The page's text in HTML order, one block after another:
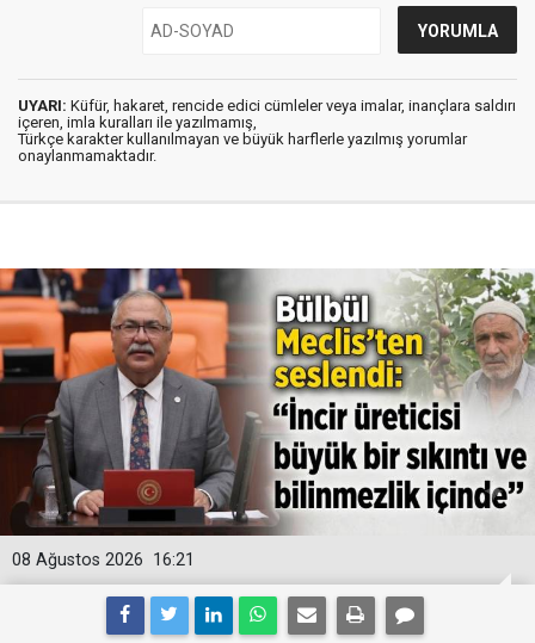
UYARI: Küfür, hakaret, rencide edici cümleler veya imalar, inançlara saldırı
içeren, imla kuralları ile yazılmamış,
Türkçe karakter kullanılmayan ve büyük harflerle yazılmış yorumlar
onaylanmamaktadır.
16:21
08 Ağustos 2026